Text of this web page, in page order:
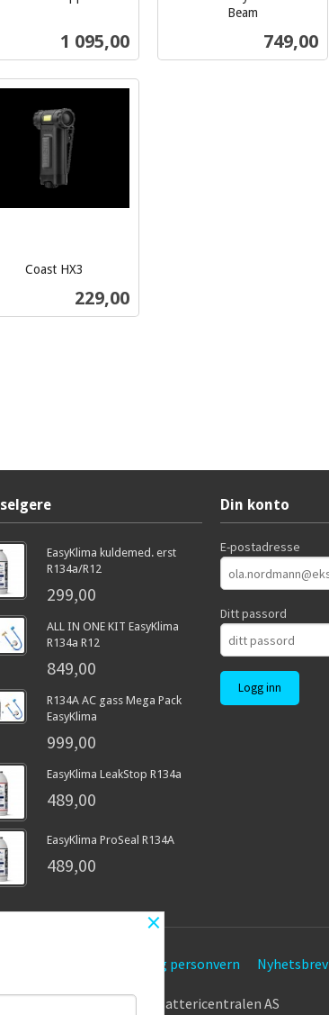
Pris
1 095,00
Beam
Pris
749,00
Coast HX3
Pris
229,00
EasyKlima kuldemed. erst
R134a/R12
299,00
ALL IN ONE KIT EasyKlima
R134a R12
849,00
R134A AC gass Mega Pack
EasyKlima
999,00
EasyKlima LeakStop R134a
489,00
EasyKlima ProSeal R134A
489,00
Din konto
E-postadresse
Ditt passord
Sikkerhet og personvern Nyhetsbrev
© Battericentralen AS
×